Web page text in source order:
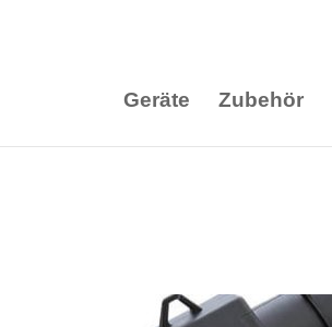
Geräte Zubehör